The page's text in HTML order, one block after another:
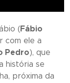
(Fábio
com ele a
Pedro), que
história se
próxima da